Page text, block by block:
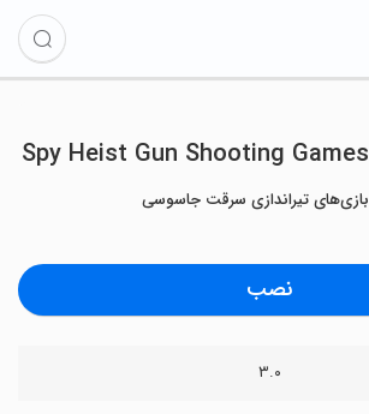
Spy Heist Gun Shooting Games
بازی‌های تیراندازی سرقت جاسوسی
نصب
۳.۰